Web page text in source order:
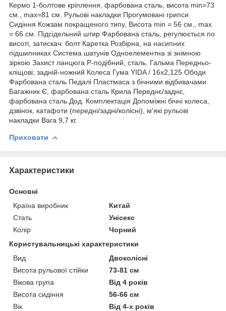
Кермо 1-болтове кріплення, фарбована сталь, висота min=73
см., max=81 см. Рульові накладки Прогумовані грипси
Сидіння Кожзам покращеного типу, Висота min = 56 см., max
= 66 см. Підсідельний штир Фарбована сталь, регулюється по
висоті, затискач: болт Каретка Розбірна, на насипних
підшипниках Система шатунів Одноелементна зі знімною
зіркою Захист ланцюга Р-подібний, сталь. Гальма Передньо-
кліщові; задній-ножний Колеса Гума YIDA / 16х2,125 Ободи
Фарбована сталь Педалі Пластмаса з бічними відбивачами
Багажник Є, фарбована сталь Крила Переднє/заднє,
фарбована сталь Дод. Комплектація Допоміжні бічні колеса,
дзвінок, катафоти (передні/задні/колісні), м'які рульові
накладки Вага 9,7 кг.
Приховати
Характеристики
Основні
Країна виробник
Китай
Стать
Унісекс
Колір
Чорний
Користувальницькі характеристики
Вид
Двоколісні
Висота рульової стійки
73-81 см
Вікова група
Від 4 років
Висота сидіння
56-66 см
Вік
Від 4-х років